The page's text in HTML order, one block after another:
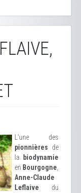
L'une des
pionnières de
la
biodynamie
en Bourgogne
Anne-Claude
Leflaive du